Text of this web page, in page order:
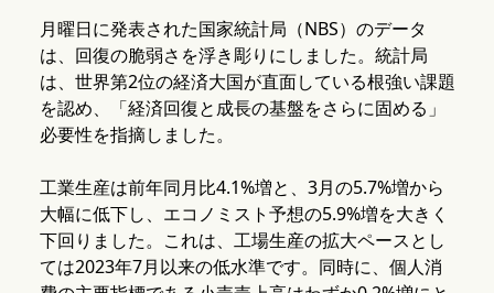
月曜日に発表された国家統計局（NBS）のデータ
は、回復の脆弱さを浮き彫りにしました。統計局
は、世界第2位の経済大国が直面している根強い課題
を認め、「経済回復と成長の基盤をさらに固める」
必要性を指摘しました。
工業生産は前年同月比4.1%増と、3月の5.7%増から
大幅に低下し、エコノミスト予想の5.9%増を大きく
下回りました。これは、工場生産の拡大ペースとし
ては2023年7月以来の低水準です。同時に、個人消